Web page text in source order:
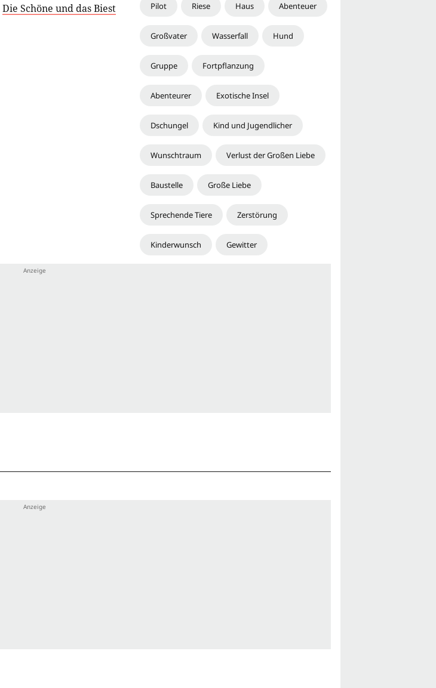
Die Schöne und das Biest
Pilot Riese Haus Abenteuer
Großvater Wasserfall Hund
Gruppe Fortpflanzung
Abenteurer Exotische Insel
Dschungel Kind und Jugendlicher
Wunschtraum Verlust der Großen Liebe
Baustelle Große Liebe
Sprechende Tiere Zerstörung
Kinderwunsch Gewitter